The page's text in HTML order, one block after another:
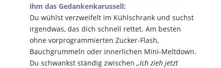
ihm das Gedankenkarussell:
Du wühlst verzweifelt im Kühlschrank und suchst
irgendwas, das dich schnell rettet. Am besten
ohne vorprogrammierten Zucker-Flash,
Bauchgrummeln oder innerlichen Mini-Meltdown.
Du schwankst ständig zwischen „Ich zieh jetzt